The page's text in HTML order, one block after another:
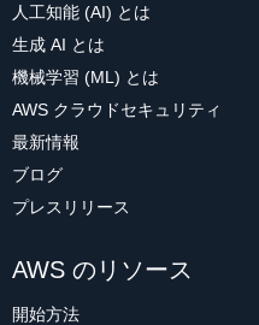
人工知能 (AI) とは
生成 AI とは
機械学習 (ML) とは
AWS クラウドセキュリティ
最新情報
ブログ
プレスリリース
AWS のリソース
開始方法